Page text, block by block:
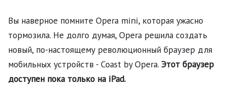
Вы наверное помните Opera mini, которая ужасно
тормозила. Не долго думая, Opera решила создать
новый, по-настоящему революционный браузер для
мобильных устройств - Coast by Opera. Этот браузер
доступен пока только на iPad.